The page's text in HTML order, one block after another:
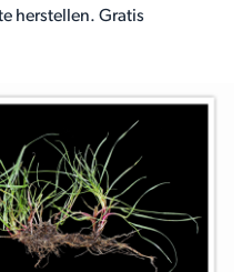
herstellen. Gratis